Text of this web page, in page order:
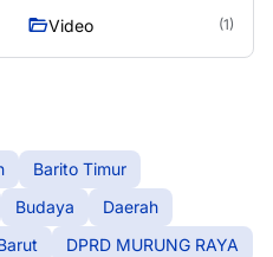
Video (1)
Barito Timur
Budaya
Daerah
DPRD MURUNG RAYA